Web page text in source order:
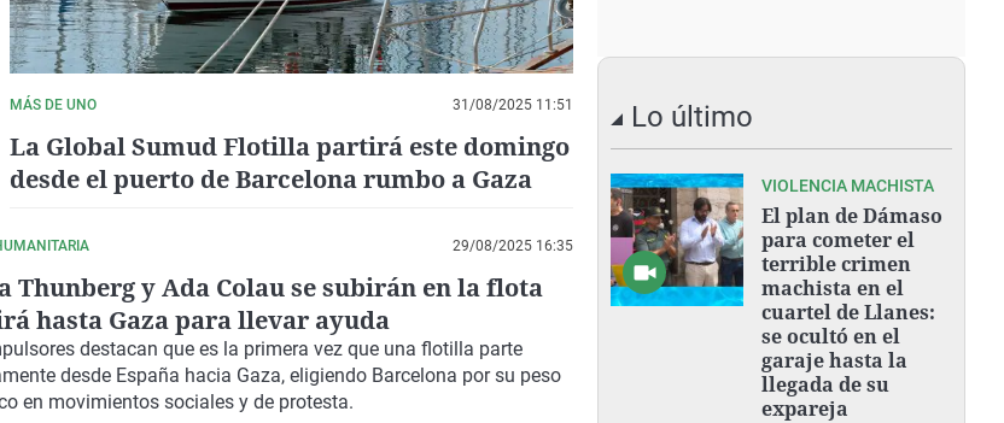
MÁS DE UNO 31/08/2025 11:51
La Global Sumud Flotilla partirá este domingo
desde el puerto de Barcelona rumbo a Gaza
29/08/2025 16:35
Thunberg y Ada Colau se subirán en la flota
hasta Gaza para llevar ayuda
destacan que es la primera vez que una flotilla parte
desde España hacia Gaza, eligiendo Barcelona por su peso
en movimientos sociales y de protesta.
Lo último
VIOLENCIA MACHISTA
El plan de Dámaso
para cometer el
terrible crimen
machista en el
cuartel de Llanes:
se ocultó en el
garaje hasta la
llegada de su
expareja